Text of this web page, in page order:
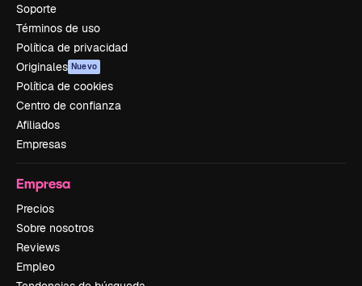
Soporte
Términos de uso
Política de privacidad
Originales Nuevo
Política de cookies
Centro de confianza
Afiliados
Empresas
Empresa
Precios
Sobre nosotros
Reviews
Empleo